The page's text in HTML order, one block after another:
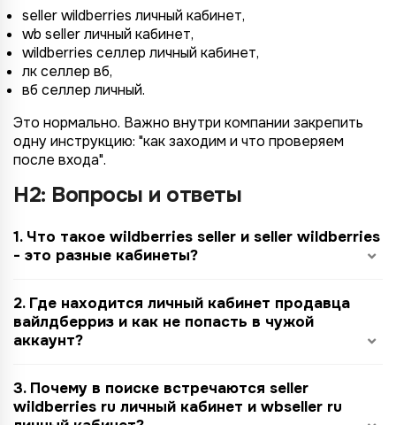
seller wildberries личный кабинет,
wb seller личный кабинет,
wildberries селлер личный кабинет,
лк селлер вб,
вб селлер личный.
Это нормально. Важно внутри компании закрепить
одну инструкцию: "как заходим и что проверяем
после входа".
H2: Вопросы и ответы
1. Что такое wildberries seller и seller wildberries
- это разные кабинеты?
2. Где находится личный кабинет продавца
вайлдберриз и как не попасть в чужой
аккаунт?
3. Почему в поиске встречаются seller
wildberries ru личный кабинет и wbseller ru